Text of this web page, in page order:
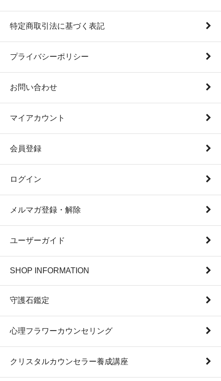
特定商取引法に基づく表記
プライバシーポリシー
お問い合わせ
マイアカウント
会員登録
ログイン
メルマガ登録・解除
ユーザーガイド
SHOP INFORMATION
守護石鑑定
心理フラワーカウンセリング
クリスタルカウンセラー養成講座